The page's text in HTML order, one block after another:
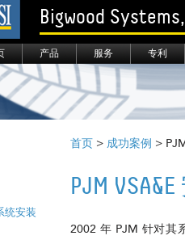
Bigwood
产品 服务 专利
统安装
首页 > 成功案例 >
PJM
2002 年 PJM 针对其